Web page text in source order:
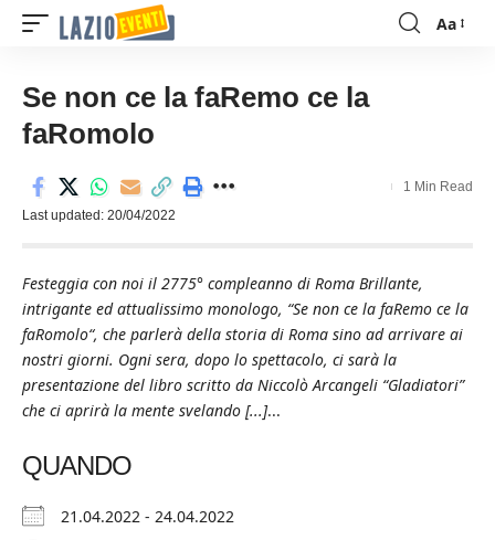
Font
Aa
Se non ce la faRemo ce la
faRomolo
Last updated: 20/04/2022
1 Min Read
Festeggia con noi il 2775° compleanno di Roma Brillante,
intrigante ed attualissimo monologo, “Se non ce la faRemo ce la
faRomolo“, che parlerà della storia di Roma sino ad arrivare ai
nostri giorni. Ogni sera, dopo lo spettacolo, ci sarà la
presentazione del libro scritto da Niccolò Arcangeli “Gladiatori”
che ci aprirà la mente svelando [...]...
QUANDO
21.04.2022 - 24.04.2022